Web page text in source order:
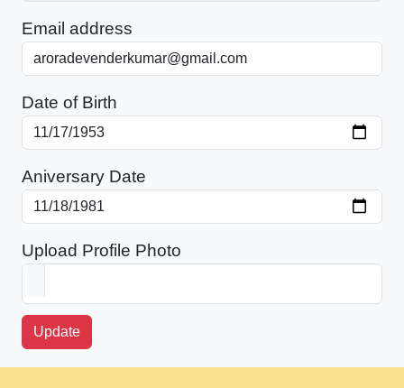
Email address
Date of Birth
Aniversary Date
Upload Profile Photo
Update